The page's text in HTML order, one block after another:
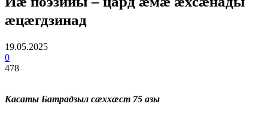
æцæгдзинад
19.05.2025
0
478
Касаты Батрадзыл сæххæст 75 азы